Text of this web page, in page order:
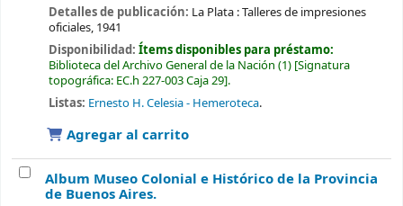
Detalles de publicación: La Plata :Talleres de impresiones
oficiales, 1941
Disponibilidad: Ítems disponibles para préstamo:
Biblioteca del Archivo General de la Nación (1) Signatura
topográfica: EC.h 227-003 Caja 29 .
Listas: Ernesto H. Celesia - Hemeroteca.
Agregar al carrito
Album Museo Colonial e Histórico de la Provincia
de Buenos Aires.